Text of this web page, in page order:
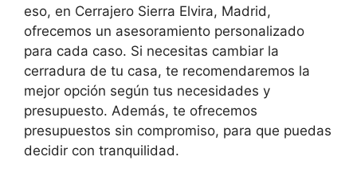
eso, en Cerrajero Sierra Elvira, Madrid,
ofrecemos un asesoramiento personalizado
para cada caso. Si necesitas cambiar la
cerradura de tu casa, te recomendaremos la
mejor opción según tus necesidades y
presupuesto. Además, te ofrecemos
presupuestos sin compromiso, para que puedas
decidir con tranquilidad.